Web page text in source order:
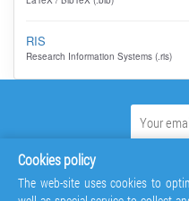
RIS
Research Information Systems (.ris)
Cookies policy
The web-site uses cookies to